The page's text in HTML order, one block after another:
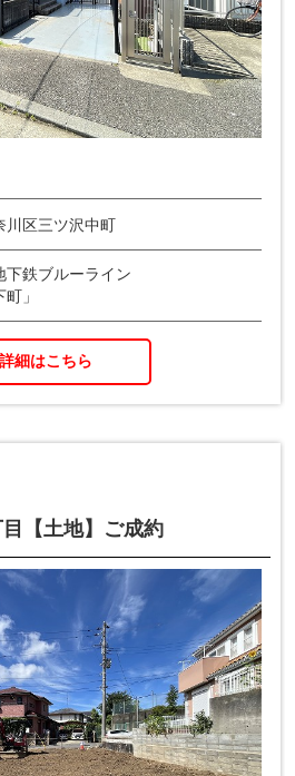
川区三ツ沢中町
下鉄ブルーライン
」
詳細はこちら
【土地】ご成約